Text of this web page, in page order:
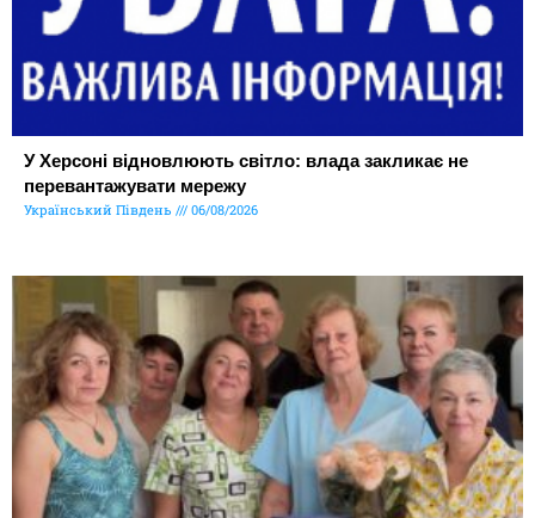
У Херсоні відновлюють світло: влада закликає не
перевантажувати мережу
Український Південь 06/08/2026